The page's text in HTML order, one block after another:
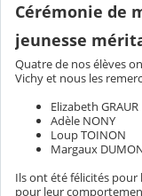
Cérémonie de
jeunesse
Quatrede nos élèves
Vichy et nous les
Elizabeth GRAUR
Adèle NONY
Loup TOINON
Margaux
Ils ont été félicités pour
pour leur